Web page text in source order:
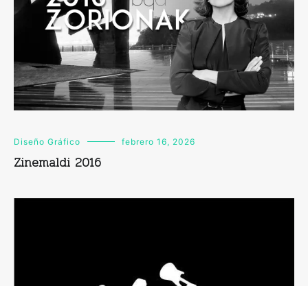
Diseño Gráfico febrero 16, 2026
Zinemaldi 2016